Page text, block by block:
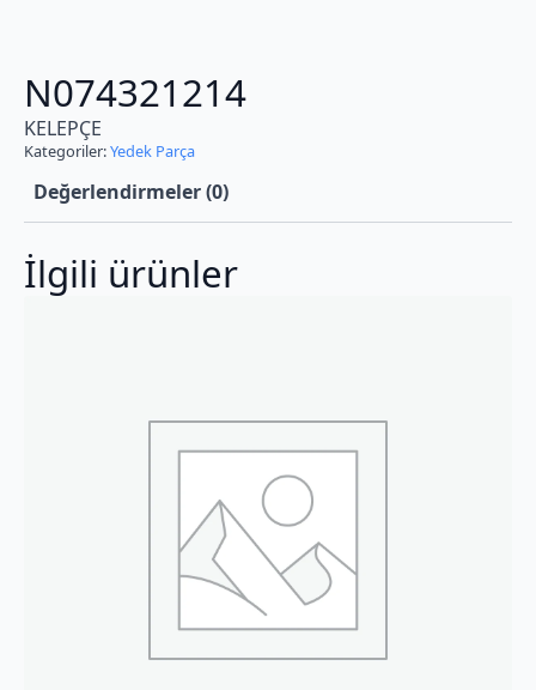
N074321214
KELEPÇE
Kategoriler:Yedek Parça
Değerlendirmeler (0)
İlgili ürünler